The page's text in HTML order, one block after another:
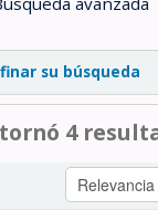
su búsqueda
4